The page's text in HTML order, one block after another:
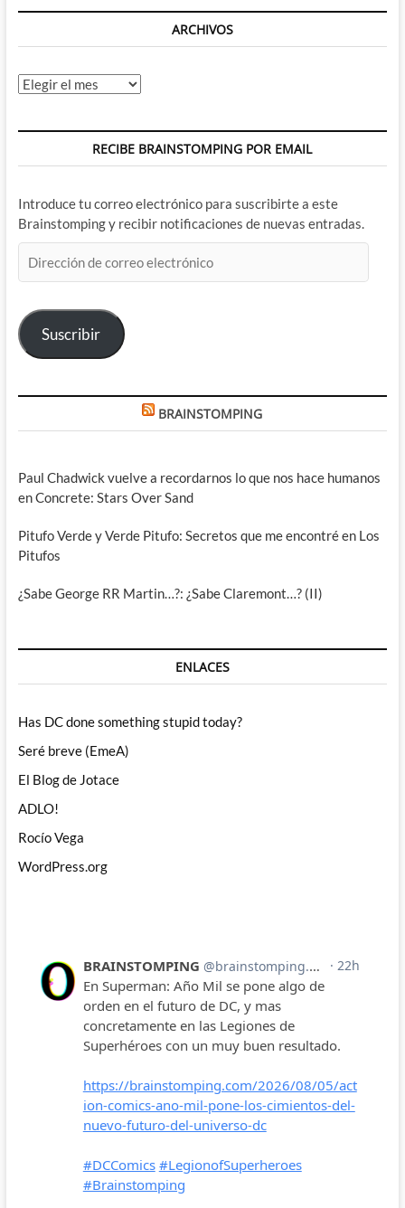
ARCHIVOS
Archivos
RECIBE BRAINSTOMPING POR EMAIL
Introduce tu correo electrónico para suscribirte a este
Brainstomping y recibir notificaciones de nuevas entradas.
de
electrónico
Suscribir
BRAINSTOMPING
Paul Chadwick vuelve a recordarnos lo que nos hace humanos
en Concrete: Stars Over Sand
Pitufo Verde y Verde Pitufo: Secretos que me encontré en Los
Pitufos
¿Sabe George RR Martin…?: ¿Sabe Claremont…? (II)
ENLACES
Has DC done something stupid today?
Seré breve (EmeA)
El Blog de Jotace
ADLO!
Rocío Vega
WordPress.org